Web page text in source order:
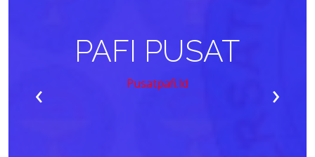
PAFI PUSAT
Pusatpafi.id
‹ ›